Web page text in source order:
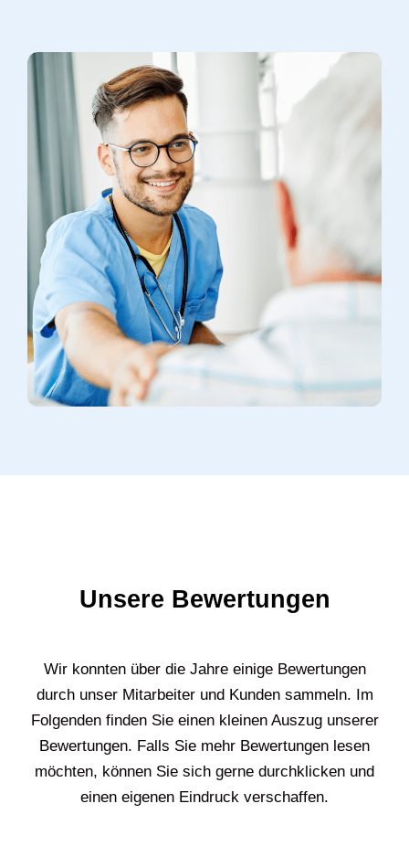
Unsere Bewertungen
Wir konnten über die Jahre einige Bewertungen
durch unser Mitarbeiter und Kunden sammeln. Im
Folgenden finden Sie einen kleinen Auszug unserer
Bewertungen. Falls Sie mehr Bewertungen lesen
möchten, können Sie sich gerne durchklicken und
einen eigenen Eindruck verschaffen.